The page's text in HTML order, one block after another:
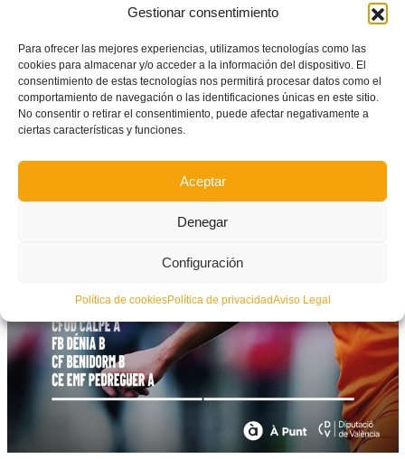
Gestionar consentimiento
Para ofrecer las mejores experiencias, utilizamos tecnologías como las
cookies para almacenar y/o acceder a la información del dispositivo. El
consentimiento de estas tecnologías nos permitirá procesar datos como el
comportamiento de navegación o las identificaciones únicas en este sitio.
No consentir o retirar el consentimiento, puede afectar negativamente a
ciertas características y funciones.
Aceptar
Denegar
Configuración
Política de cookiesPolítica de privacidadAviso Legal